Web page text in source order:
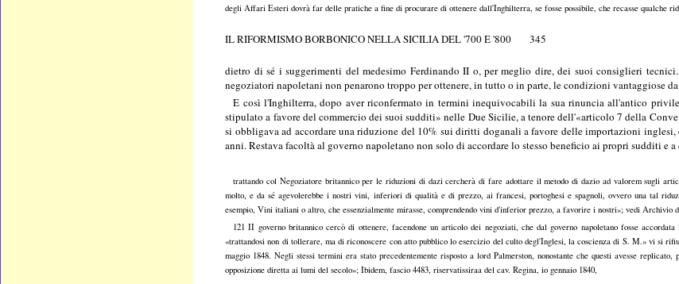
degli Affari Esteri dovrà far delle pratiche a fine di procurare di ottenere dall'Inghilterra, se fosse possibile, che recasse qualche
IL RIFORMISMO BORBONICO NELLA SICILIA DEL '700 E '800 345
dietro di sé i suggerimenti del medesimo Ferdinando II o, per meglio dire, dei suoi consiglieri
negoziatori napoletani non penarono troppo per ottenere, in tutto o in parte, le condizioni vantaggiose
E così l'Inghilterra, dopo aver riconfermato in termini inequivocabili la sua rinuncia all'antico
stipulato a favore del commercio dei suoi sudditi» nelle Due Sicilie, a tenore dell'«articolo 7 della
si obbligava ad accordare una riduzione del 10% sui diritti doganali a favore delle importazioni
anni. Restava facoltà al governo napoletano non solo di accordare lo stesso beneficio ai propri sudditi e
trattando col Negoziatore britannico per le riduzioni di dazi cercherà di fare adottare il metodo di dazio ad valorem sugli
molto, e da sé agevolerebbe i nostri vini, inferiori di qualità e di prezzo, ai francesi, portoghesi e spagnoli, ovvero una tal
esempio, Vini italiani o altro, che essenzialmente mirasse, comprendendo vini d'inferior prezzo, a favorire i nostri»; vedi Archivio
121 II governo britannico cercò di ottenere, facendone un articolo dei negoziati, che dal governo napoletano fosse
«trattandosi non di tollerare, ma di riconoscere con atto pubblico lo esercizio del culto degl'Inglesi, la coscienza di S. M.» vi si
maggio 1848. Negli stessi termini era stato precedentemente risposto a lord Palmerston, nonostante che questi avesse
opposizione diretta ai lumi del secolo»; Ibidem, fascio 4483, riservatissiraa del cav. Regina, io gennaio 1840,